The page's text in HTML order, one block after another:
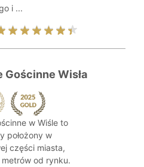
i ...
Gościnne Wisła
w Wiśle to
położony w
części miasta,
od rynku.